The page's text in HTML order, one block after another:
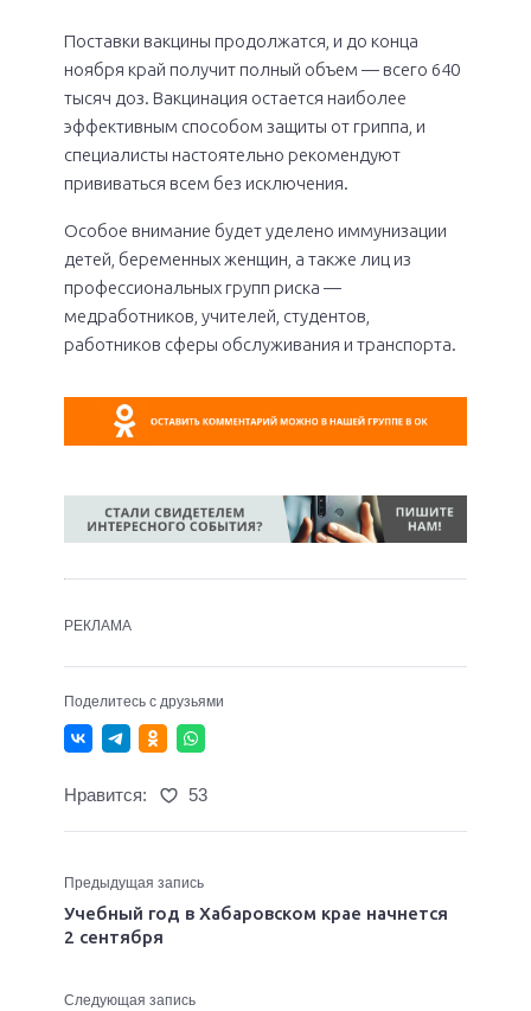
Поставки вакцины продолжатся, и до конца
ноября край получит полный объем — всего 640
тысяч доз. Вакцинация остается наиболее
эффективным способом защиты от гриппа, и
специалисты настоятельно рекомендуют
прививаться всем без исключения.
Особое внимание будет уделено иммунизации
детей, беременных женщин, а также лиц из
профессиональных групп риска —
медработников, учителей, студентов,
работников сферы обслуживания и транспорта.
РЕКЛАМА
Поделитесь с друзьями
Нравится: 53
Предыдущая запись
Учебный год в Хабаровском крае начнется
2 сентября
Следующая запись